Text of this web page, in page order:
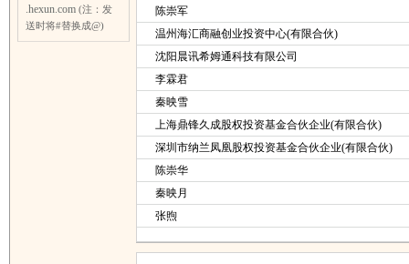
.hexun.com (注：发
送时将#替换成@)
陈崇军
温州海汇商融创业投资中心(有限合伙)
沈阳晨讯希姆通科技有限公司
李霖君
秦映雪
上海鼎锋久成股权投资基金合伙企业(有限合伙)
深圳市纳兰凤凰股权投资基金合伙企业(有限合伙)
陈崇华
秦映月
张煦